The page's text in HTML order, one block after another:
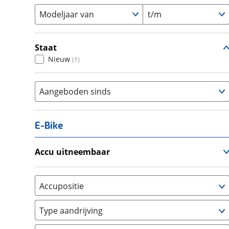
Modeljaar van t/m
Staat
Nieuw (1)
Aangeboden sinds
E-Bike
Accu uitneembaar
Nee, vast (0)
Accupositie
Bagagedrager (0)
Frame (0 )
Type aandrijving
Achterwiel (0)